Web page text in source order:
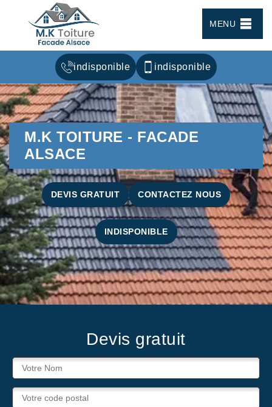
MENU
indisponible indisponible
M.K TOITURE - FACADE
ALSACE
DEVIS GRATUIT CONTACTEZ NOUS
INDISPONIBLE
Devis gratuit